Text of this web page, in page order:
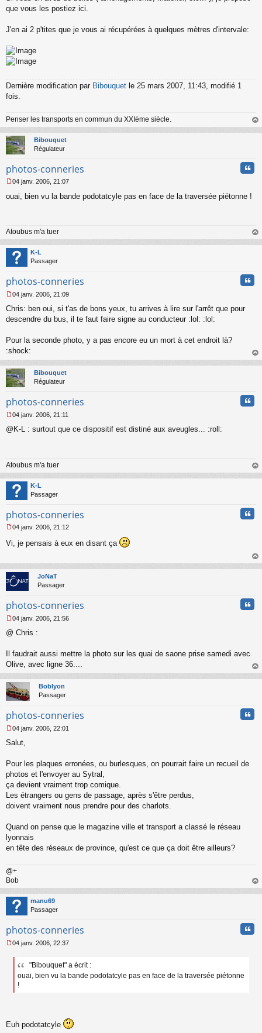
s
g
n
o
u
que vous les postiez ici.
J'en ai 2 p'tites que je vous ai récupérées à quelques mètres d'intervale:
Dernière modification par Bibouquet le 25 mars 2007, 11:43, modifié 1
fois.
Penser les transports en commun du XXIème siècle.
au
Bibouquet
Régulateur
photos-conneries
e
g
e
n
o
n
u
04 janv. 2006, 21:07
ouai, bien vu la bande podotatcyle pas en face de la traversée piétonne !
Atoubus m'a tuer
au
K-L
Passager
photos-conneries
e
s
g
e
n
o
n
l
u
04 janv. 2006, 21:09
Chris: ben oui, si t'as de bons yeux, tu arrives à lire sur l'arrêt que pour
descendre du bus, il te faut faire signe au conducteur :lol: :lol:
Pour la seconde photo, y a pas encore eu un mort à cet endroit là?
:shock:
au
Bibouquet
Régulateur
photos-conneries
e
g
e
n
o
n
u
04 janv. 2006, 21:11
@K-L : surtout que ce dispositif est distiné aux aveugles... :roll:
Atoubus m'a tuer
au
K-L
Passager
photos-conneries
a
g
e
o
l
u
04 janv. 2006, 21:12
Vi, je pensais à eux en disant ça
au
JoNaT
Passager
photos-conneries
e
s
a
g
n
o
l
u
04 janv. 2006, 21:56
@ Chris :
Il faudrait aussi mettre la photo sur les quai de saone prise samedi avec
Olive, avec ligne 36....
au
Boblyon
Passager
photos-conneries
e
s
g
e
n
o
u
04 janv. 2006, 22:01
Salut,
Pour les plaques erronées, ou burlesques, on pourrait faire un recueil de
photos et l'envoyer au Sytral,
ça devient vraiment trop comique.
Les étrangers ou gens de passage, après s'être perdus,
doivent vraiment nous prendre pour des charlots.
Quand on pense que le magazine ville et transport a classé le réseau
lyonnais
en tête des réseaux de province, qu'est ce que ça doit être ailleurs?
@+
Bob
au
manu69
Passager
photos-conneries
e
g
n
04 janv. 2006, 22:37
"Bibouquet" a écrit :
ouai, bien vu la bande podotatcyle pas en face de la traversée piétonne
!
Euh podotatcyle